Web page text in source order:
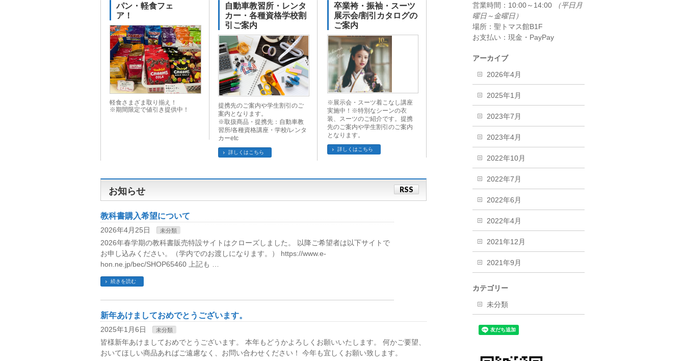
パン・軽食フェ
ア！
軽食さまざま取り揃え！
※期間限定で値引き提供中！
自動車教習所・レンタ
カー・各種資格学校割
引ご案内
提携先のご案内や学生割引のご
案内となります。
※取扱商品・提携先：自動車教
習所/各種資格講座・学校/レンタ
カーetc
詳しくはこちら
卒業袴・振袖・スーツ
展示会/割引カタログの
ご案内
※展示会・スーツ着こなし講座
実施中！※特別なシーンの衣
装、スーツのご紹介です。提携
先のご案内や学生割引のご案内
となります。
詳しくはこちら
お知らせ RSS
教科書購入希望について
2026年4月25日 未分類
2026年春学期の教科書販売特設サイトはクローズしました。 以降ご希望者は以下サイトで
お申し込みください。（学内でのお渡しになります。） https://www.e-
hon.ne.jp/bec/SHOP65460 上記も …
続きを読む
新年あけましておめでとうございます。
2025年1月6日 未分類
皆様新年あけましておめでとうございます。 本年もどうかよろしくお願いいたします。 何かご要望、
おいてほしい商品あればご遠慮なく、お問い合わせください！ 今年も宜しくお願い致します。
営業時間：10:00～14:00
（平日月
曜日～金曜日）
場所：聖トマス館B1F
お支払い：現金・PayPay
アーカイブ
2026年4月
2025年1月
2023年7月
2023年4月
2022年10月
2022年7月
2022年6月
2022年4月
2021年12月
2021年9月
カテゴリー
未分類